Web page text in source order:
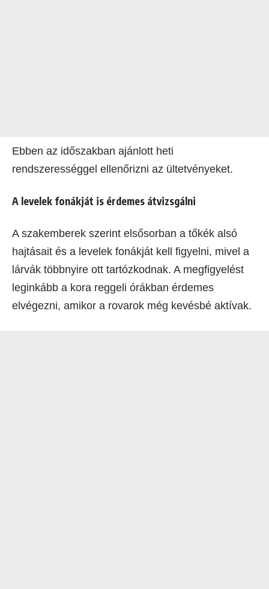
Ebben az időszakban ajánlott heti
rendszerességgel ellenőrizni az ültetvényeket.
A levelek fonákját is érdemes átvizsgálni
A szakemberek szerint elsősorban a tőkék alsó
hajtásait és a levelek fonákját kell figyelni, mivel a
lárvák többnyire ott tartózkodnak. A megfigyelést
leginkább a kora reggeli órákban érdemes
elvégezni, amikor a rovarok még kevésbé aktívak.